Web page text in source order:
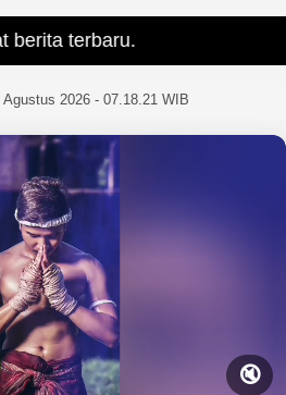
terbaru.
Agustus 2026 - 07.18.22 WIB
🔇